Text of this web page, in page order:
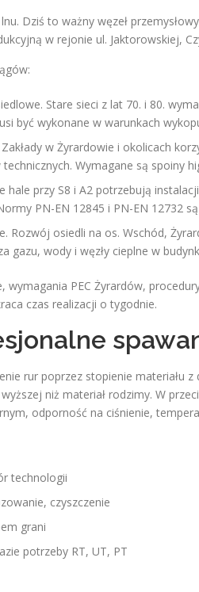
Dziś to ważny węzeł
w rejonie ul. Jaktorowskiej,
Stare sieci z lat 70. i 80.
być wykonane w warunkach
w Żyrardowie i okolicach
Wymagane są spoiny
hale przy S8 i A2 potrzebują
PN-EN 12845 i PN-EN 12732
Rozwój osiedli na os. Wschód,
gazu, wody i węzły cieplne w
PEC Żyrardów,
czas realizacji o tygodnie.
rur poprzez stopienie materiału
niż materiał rodzimy. W
odporność na ciśnienie,
technologii
czyszczenie
grani
potrzeby RT, UT, PT